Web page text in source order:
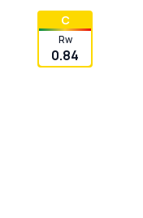
C
Rw
0.84